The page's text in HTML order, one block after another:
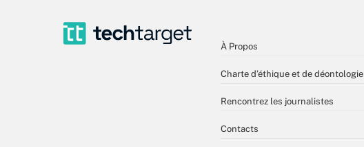
À Propos
Charte d’éthique et de déontologie
Rencontrez les journalistes
Contacts